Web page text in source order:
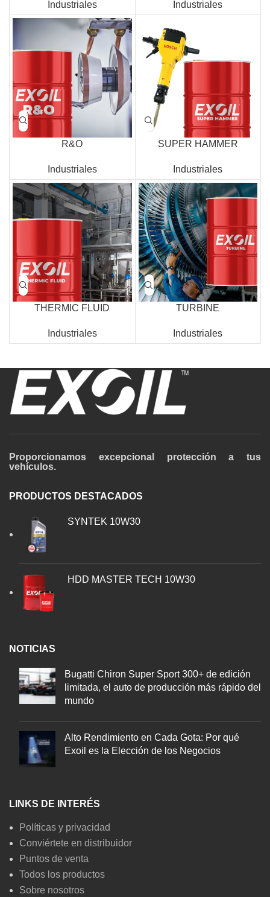
Industriales Industriales
R&O
Industriales
SUPER HAMMER
Industriales
THERMIC FLUID
Industriales
TURBINE
Industriales
Proporcionamos excepcional protección a tus
vehículos.
PRODUCTOS DESTACADOS
SYNTEK 10W30
HDD MASTER TECH 10W30
NOTICIAS
Bugatti Chiron Super Sport 300+ de edición
limitada, el auto de producción más rápido del
mundo
Alto Rendimiento en Cada Gota: Por qué
Exoil es la Elección de los Negocios
LINKS DE INTERÉS
Políticas y privacidad
Conviértete en distribuidor
Puntos de venta
Todos los productos
Sobre nosotros